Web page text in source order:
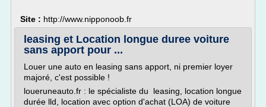
Site : http://www.nipponoob.fr
leasing et Location longue duree voiture
sans apport pour ...
Louer une auto en leasing sans apport, ni premier loyer
majoré, c'est possible !
loueruneauto.fr : le spécialiste du leasing, location longue
durée lld, location avec option d'achat (LOA) de voiture